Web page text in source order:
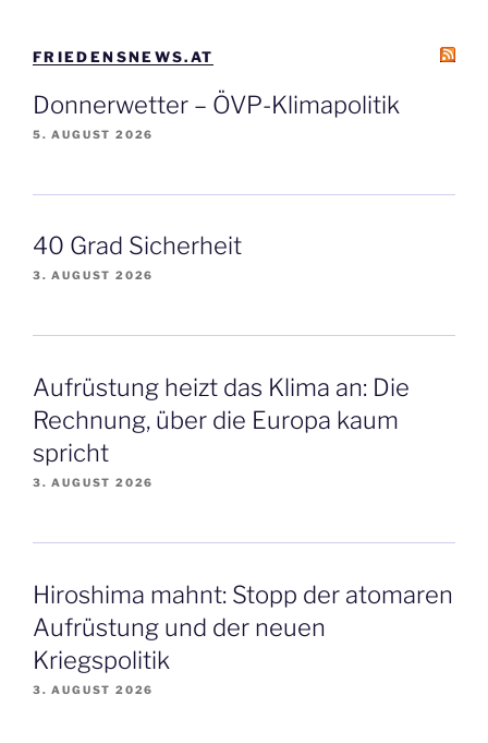
FRIEDENSNEWS.AT
Donnerwetter – ÖVP-Klimapolitik
5. AUGUST 2026
40 Grad Sicherheit
3. AUGUST 2026
Aufrüstung heizt das Klima an: Die
Rechnung, über die Europa kaum
spricht
3. AUGUST 2026
Hiroshima mahnt: Stopp der atomaren
Aufrüstung und der neuen
Kriegspolitik
3. AUGUST 2026